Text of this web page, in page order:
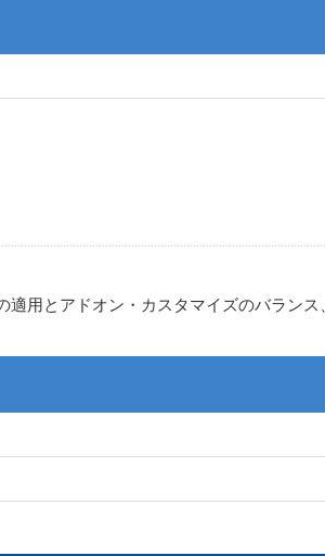
用とアドオン・カスタマイズのバラン